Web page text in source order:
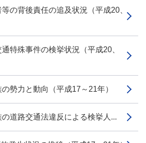
の背後責任の追及状況（平成20、
特殊事件の検挙状況（平成20、
勢力と動向（平成17～21年）
道路交通法違反による検挙人...